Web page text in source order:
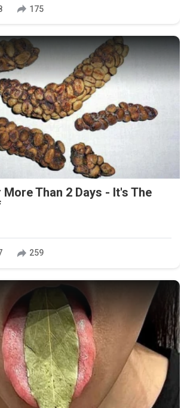
175
More Than 2 Days - It's The
259